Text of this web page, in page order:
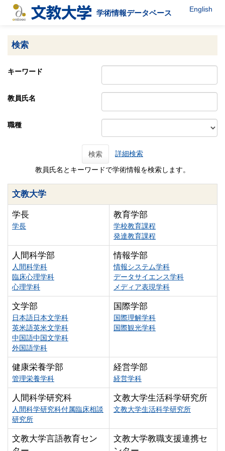
学術情報データベース English
検索
キーワード
教員氏名
職種
検索 詳細検索
教員氏名とキーワードで学術情報を検索します。
文教大学
学長
学長
教育学部
学校教育課程
発達教育課程
人間科学部
人間科学科
臨床心理学科
心理学科
情報学部
情報システム学科
データサイエンス学科
メディア表現学科
文学部
日本語日本文学科
英米語英米文学科
中国語中国文学科
外国語学科
国際学部
国際理解学科
国際観光学科
健康栄養学部
管理栄養学科
経営学部
経営学科
人間科学研究科
人間科学研究科付属臨床相談
研究所
文教大学生活科学研究所
文教大学生活科学研究所
文教大学言語教育セン
文教大学教職支援連携セ